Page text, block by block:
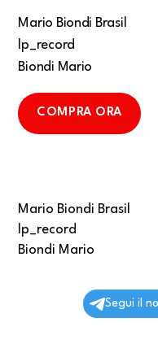
Mario Biondi Brasil
lp_record
Biondi Mario
COMPRA ORA
Mario Biondi Brasil
lp_record
Biondi Mario
Segui il